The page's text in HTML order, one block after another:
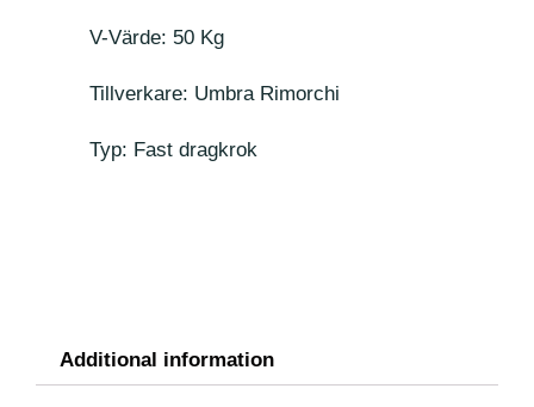
V-Värde: 50 Kg
Tillverkare: Umbra Rimorchi
Typ: Fast dragkrok
Additional information